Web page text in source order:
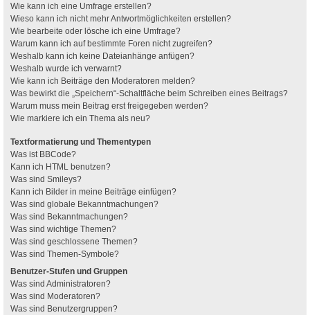
Wie kann ich eine Umfrage erstellen?
Wieso kann ich nicht mehr Antwortmöglichkeiten erstellen?
Wie bearbeite oder lösche ich eine Umfrage?
Warum kann ich auf bestimmte Foren nicht zugreifen?
Weshalb kann ich keine Dateianhänge anfügen?
Weshalb wurde ich verwarnt?
Wie kann ich Beiträge den Moderatoren melden?
Was bewirkt die „Speichern“-Schaltfläche beim Schreiben eines Beitrags?
Warum muss mein Beitrag erst freigegeben werden?
Wie markiere ich ein Thema als neu?
Textformatierung und Thementypen
Was ist BBCode?
Kann ich HTML benutzen?
Was sind Smileys?
Kann ich Bilder in meine Beiträge einfügen?
Was sind globale Bekanntmachungen?
Was sind Bekanntmachungen?
Was sind wichtige Themen?
Was sind geschlossene Themen?
Was sind Themen-Symbole?
Benutzer-Stufen und Gruppen
Was sind Administratoren?
Was sind Moderatoren?
Was sind Benutzergruppen?